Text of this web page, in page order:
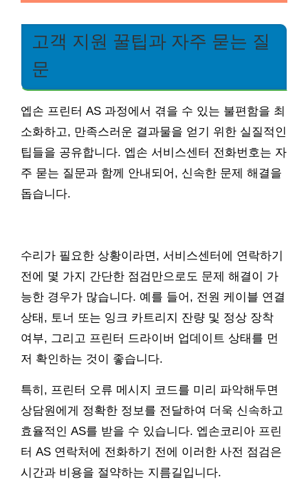
고객 지원 꿀팁과 자주 묻는 질
문
엡손 프린터 AS 과정에서 겪을 수 있는 불편함을 최
소화하고, 만족스러운 결과물을 얻기 위한 실질적인
팁들을 공유합니다. 엡손 서비스센터 전화번호는 자
주 묻는 질문과 함께 안내되어, 신속한 문제 해결을
돕습니다.
수리가 필요한 상황이라면, 서비스센터에 연락하기
전에 몇 가지 간단한 점검만으로도 문제 해결이 가
능한 경우가 많습니다. 예를 들어, 전원 케이블 연결
상태, 토너 또는 잉크 카트리지 잔량 및 정상 장착
여부, 그리고 프린터 드라이버 업데이트 상태를 먼
저 확인하는 것이 좋습니다.
특히, 프린터 오류 메시지 코드를 미리 파악해두면
상담원에게 정확한 정보를 전달하여 더욱 신속하고
효율적인 AS를 받을 수 있습니다. 엡손코리아 프린
터 AS 연락처에 전화하기 전에 이러한 사전 점검은
시간과 비용을 절약하는 지름길입니다.